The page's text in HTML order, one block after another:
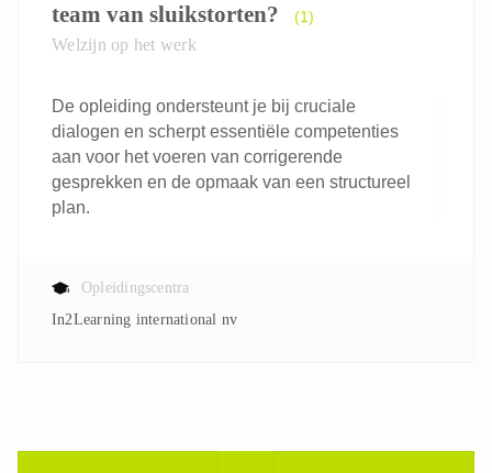
team van sluikstorten?
(1)
Welzijn op het werk
De opleiding ondersteunt je bij cruciale
dialogen en scherpt essentiële competenties
aan voor het voeren van corrigerende
gesprekken en de opmaak van een structureel
plan.
Opleidingscentra
In2Learning international nv